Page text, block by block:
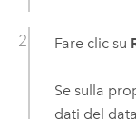
Fare clic su
Se sulla
dati del